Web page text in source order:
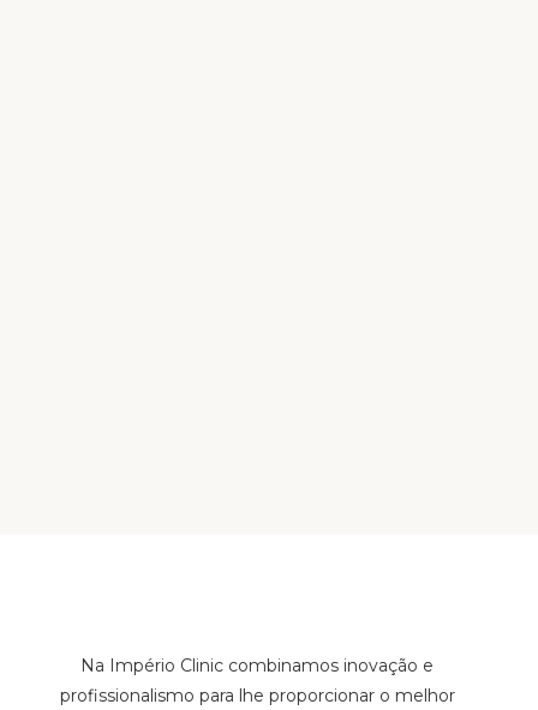
Na Império Clinic combinamos inovação e
profissionalismo para lhe proporcionar o melhor